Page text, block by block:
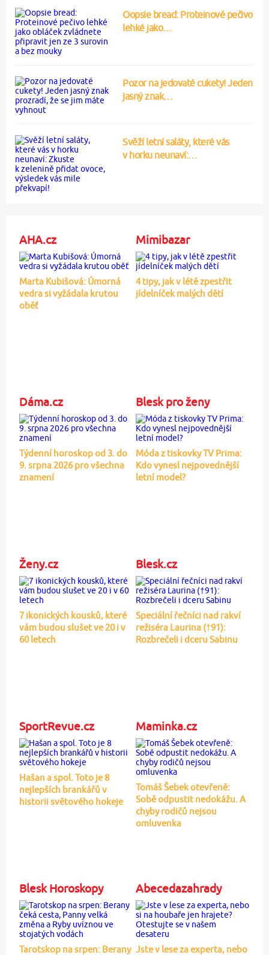
Oopsie bread: Proteinové pečivo
lehké jako…
Pozor na jedovaté cukety! Jeden
jasný znak…
Svěží letní saláty, které vás
v horku neunaví:…
AHA.cz
Marta Kubišová: Úmorná
vedra si vyžádala krutou
oběť
Mimibazar
4 tipy, jak v létě zpestřit
jídelníček malých dětí
Dáma.cz
Týdenní horoskop od 3. do
9. srpna 2026 pro všechna
znamení
Blesk pro ženy
Móda z tiskovky TV Prima:
Kdo vynesl nejpovednější
letní model?
Ženy.cz
7 ikonických kousků, které
vám budou slušet ve 20 i v
60 letech
Blesk.cz
Speciální řečníci nad rakví
režiséra Laurina (†91):
Rozbrečeli i dceru Sabinu
SportRevue.cz
Hašan a spol. Toto je 8
nejlepších brankářů v
historii světového hokeje
Maminka.cz
Tomáš Šebek otevřeně:
Sobě odpustit nedokážu. A
chyby rodičů nejsou
omluvenka
Blesk Horoskopy
Tarotskop na srpen: Berany
Abecedazahrady
Jste v lese za experta, nebo